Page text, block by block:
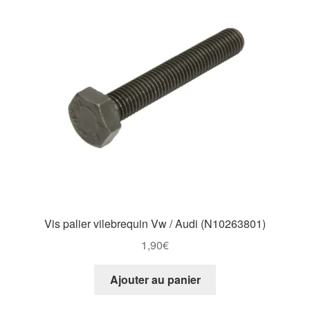
Vis palier vilebrequin Vw / Audi (N10263801)
1,90€
Ajouter au panier